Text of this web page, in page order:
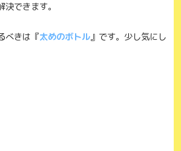
できます。
べきは『太めのボトル』です。少し気にし